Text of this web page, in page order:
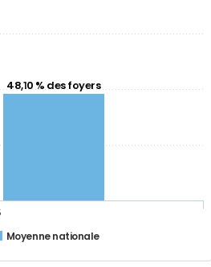
48,10 % des foyers
Moyenne nationale